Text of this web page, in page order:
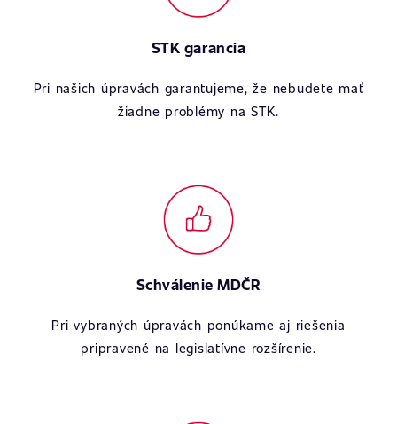
STK garancia
Pri našich úpravách garantujeme, že nebudete mať
žiadne problémy na STK.
Schválenie MDČR
Pri vybraných úpravách ponúkame aj riešenia
pripravené na legislatívne rozšírenie.